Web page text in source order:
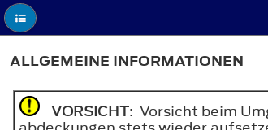
ALLGEMEINE INFORMATIONEN
VORSICHT: Vorsicht beim